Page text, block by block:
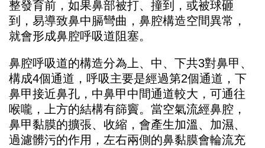
整發育前，如果鼻部被打、撞到，或被球砸
到，易導致鼻中膈彎曲，鼻腔構造空間異常，
就會形成鼻腔呼吸道阻塞。
鼻腔呼吸道的構造分為上、中、下共3對鼻甲、
構成4個通道，呼吸主要是經過第2個通道，下
鼻甲接近鼻孔，中鼻甲中間通道較大，可通往
喉嚨，上方的結構有篩竇。當空氣流經鼻腔，
鼻甲黏膜的擴張、收縮，會產生加溫、加濕、
過濾髒污的作用，左右兩側的鼻黏膜會輪流充